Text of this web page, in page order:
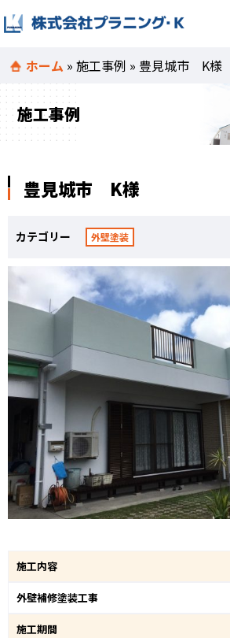
ホーム »施工事例 » 豊見城市 K様
施工事例
豊見城市 K様
カテゴリー 外壁塗装
施工内容
外壁補修塗装工事
施工期間